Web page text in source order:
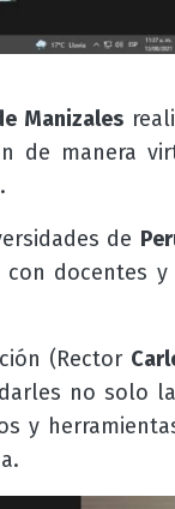
Manizales
de manera
de
con docentes
(Rector
no solo
y